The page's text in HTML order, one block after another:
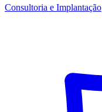
Consultoria e Implantação